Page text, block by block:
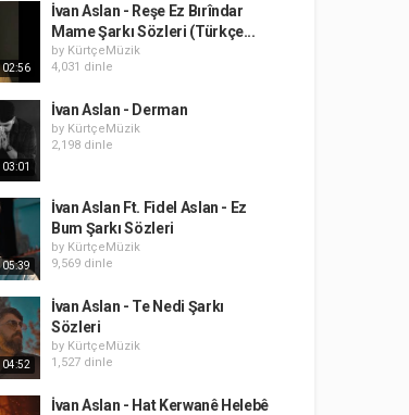
02:56
İvan Aslan - Reşe Ez Bırîndar
Mame Şarkı Sözleri (Türkçe...
by KürtçeMüzik
4,031 dinle
03:01
İvan Aslan - Derman
by KürtçeMüzik
2,198 dinle
05:39
İvan Aslan Ft. Fidel Aslan - Ez
Bum Şarkı Sözleri
by KürtçeMüzik
9,569 dinle
04:52
İvan Aslan - Te Nedi Şarkı
Sözleri
by KürtçeMüzik
1,527 dinle
İvan Aslan - Hat Kerwanê Helebê